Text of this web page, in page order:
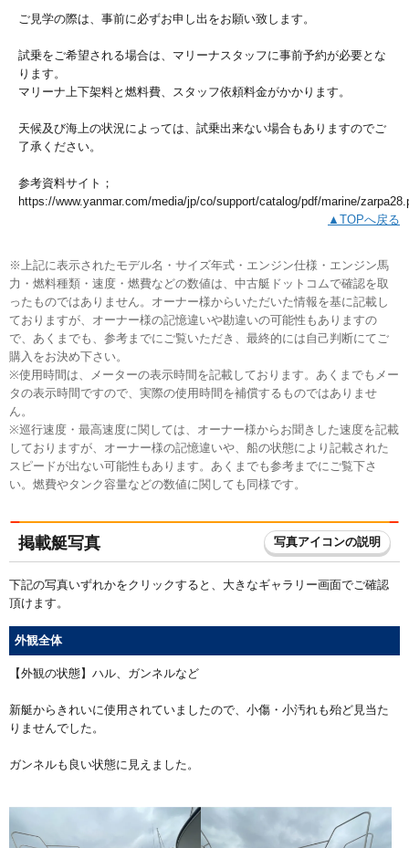
ご見学の際は、事前に必ずお申し出をお願い致します。
試乗をご希望される場合は、マリーナスタッフに事前予約が必要とな
ります。
マリーナ上下架料と燃料費、スタッフ依頼料金がかかります。
天候及び海上の状況によっては、試乗出来ない場合もありますのでご
了承ください。
参考資料サイト；
https://www.yanmar.com/media/jp/co/support/catalog/pdf/marine/
▲TOPへ戻る
※上記に表示されたモデル名・サイズ年式・エンジン仕様・エンジン馬
力・燃料種類・速度・燃費などの数値は、中古艇ドットコムで確認を取
ったものではありません。オーナー様からいただいた情報を基に記載し
ておりますが、オーナー様の記憶違いや勘違いの可能性もありますの
で、あくまでも、参考までにご覧いただき、最終的には自己判断にてご
購入をお決め下さい。
※使用時間は、メーターの表示時間を記載しております。あくまでもメー
タの表示時間ですので、実際の使用時間を補償するものではありませ
ん。
※巡行速度・最高速度に関しては、オーナー様からお聞きした速度を記載
しておりますが、オーナー様の記憶違いや、船の状態により記載された
スピードが出ない可能性もあります。あくまでも参考までにご覧下さ
い。燃費やタンク容量などの数値に関しても同様です。
掲載艇写真 写真アイコンの説明
下記の写真いずれかをクリックすると、大きなギャラリー画面でご確認
頂けます。
外観全体
【外観の状態】ハル、ガンネルなど
新艇からきれいに使用されていましたので、小傷・小汚れも殆ど見当た
りませんでした。
ガンネルも良い状態に見えました。